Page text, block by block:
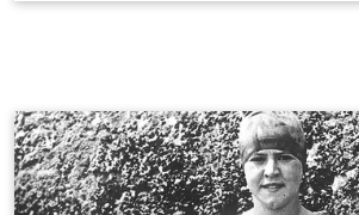
TB-Pokal So. 02.08. –